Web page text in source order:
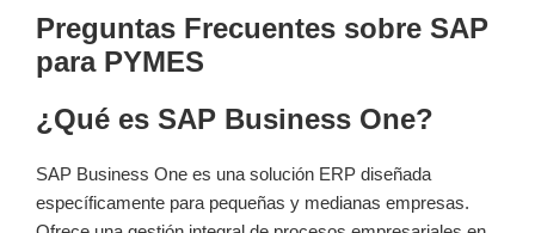
Preguntas Frecuentes​ sobre‌ SAP
para PYMES
¿Qué‍ es SAP‍ Business⁣ One?
SAP Business One es una solución ‍ERP diseñada
específicamente para pequeñas y medianas empresas.